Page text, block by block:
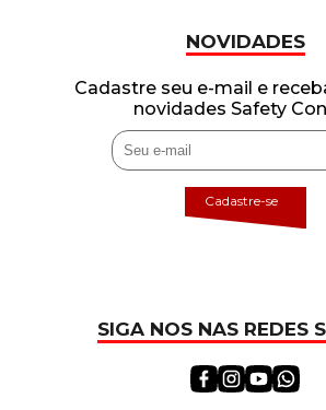
NOVIDADES
Cadastre seu e-mail e
novidades Safety
Cadastre-se
SIGA NOS NAS REDES